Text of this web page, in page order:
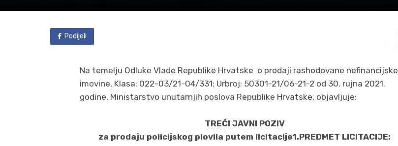
Podijeli
Na temelju Odluke Vlade Republike Hrvatske o prodaji rashodovane nefinancijske
imovine, Klasa: 022-03/21-04/331; Urbroj: 50301-21/06-21-2 od 30. rujna 2021.
godine, Ministarstvo unutarnjih poslova Republike Hrvatske, objavljuje:
TREĆI JAVNI POZIV
za prodaju policijskog plovila putem licitacije1.PREDMET LICITACIJE: